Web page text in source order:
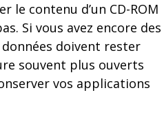
le contenu d’un CD-ROM
Si vous avez encore des
doivent rester
souvent plus ouverts
vos applications